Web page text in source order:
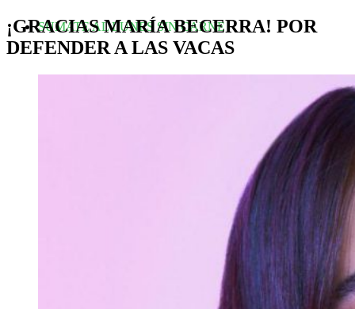
SUMATE AL LUNES SIN CARNE
¡GRACIAS MARÍA BECERRA! POR
DEFENDER A LAS VACAS